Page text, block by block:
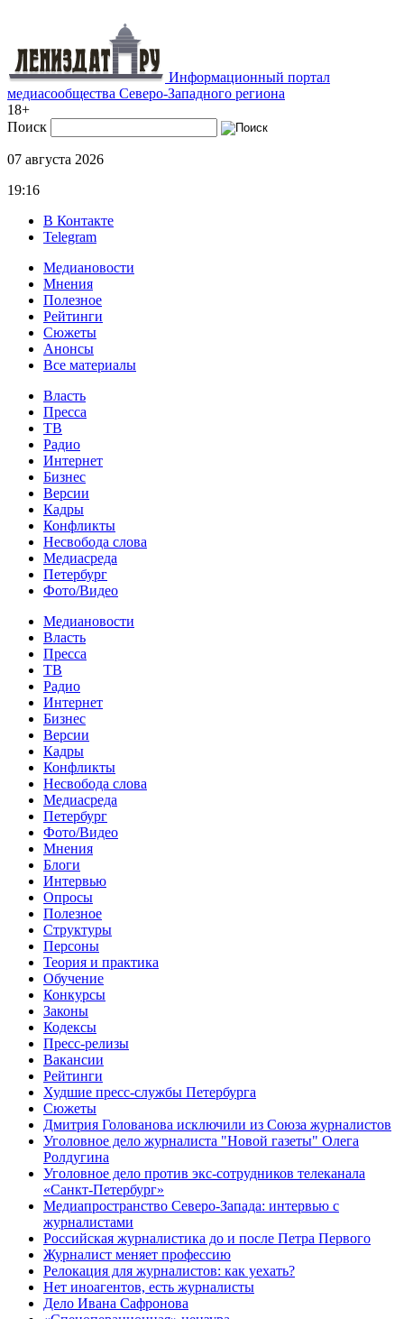
Информационный портал
медиасообщества Северо-Западного региона
18+
Поиск
07 августа 2026
19:16
В Контакте
Telegram
Медиановости
Мнения
Полезное
Рейтинги
Сюжеты
Анонсы
Все материалы
Власть
Пресса
ТВ
Радио
Интернет
Бизнес
Версии
Кадры
Конфликты
Несвобода слова
Медиасреда
Петербург
Фото/Видео
Медиановости
Власть
Пресса
ТВ
Радио
Интернет
Бизнес
Версии
Кадры
Конфликты
Несвобода слова
Медиасреда
Петербург
Фото/Видео
Мнения
Блоги
Интервью
Опросы
Полезное
Структуры
Персоны
Теория и практика
Обучение
Конкурсы
Законы
Кодексы
Пресс-релизы
Вакансии
Рейтинги
Худшие пресс-службы Петербурга
Сюжеты
Дмитрия Голованова исключили из Союза журналистов
Уголовное дело журналиста "Новой газеты" Олега
Ролдугина
Уголовное дело против экс-сотрудников телеканала
«Санкт-Петербург»
Медиапространство Северо-Запада: интервью с
журналистами
Российская журналистика до и после Петра Первого
Журналист меняет профессию
Релокация для журналистов: как уехать?
Нет иноагентов, есть журналисты
Дело Ивана Сафронова